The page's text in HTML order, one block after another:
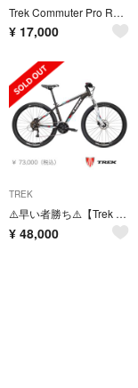
Trek Commuter Pro RT Front Bike Light
¥ 17,000
TREK
⚠️早い者勝ち⚠️【Trek Marlin 7 】トレック マーリン7
¥ 48,000